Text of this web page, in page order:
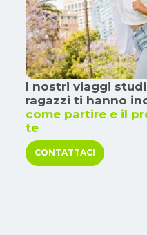
I nostri viaggi
ragazzi ti hanno
come partire e il
te
CONTATTACI